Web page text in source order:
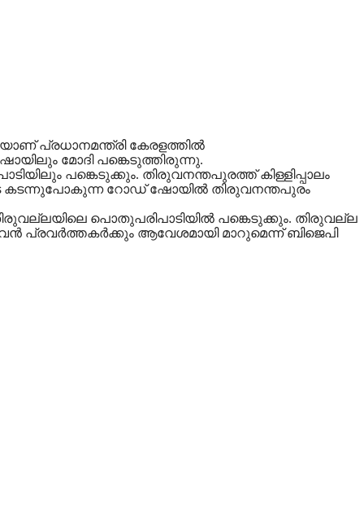
പ്രധാനമന്ത്രി കേരളത്തില്‍
മോദി പങ്കെടുത്തിരുന്നു.
പങ്കെടുക്കും. തിരുവനന്തപുരത്ത് കിള്ളിപ്പാലം
കടന്നുപോകുന്ന റോഡ് ഷോയില്‍ തിരുവനന്തപുരം
പൊതുപരിപാടിയില്‍ പങ്കെടുക്കും. തിരുവല്ല
പ്രവര്‍ത്തകര്‍ക്കും ആവേശമായി മാറുമെന്ന് ബിജെപി